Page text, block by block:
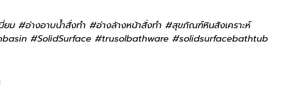
ยม #อ่างอาบน้ำสั่งทำ #อ่างล้างหน้าสั่งทำ #สุขภัณฑ์หินสังเคราะห์
#SolidSurface #trusolbathware #solidsurfacebathtub